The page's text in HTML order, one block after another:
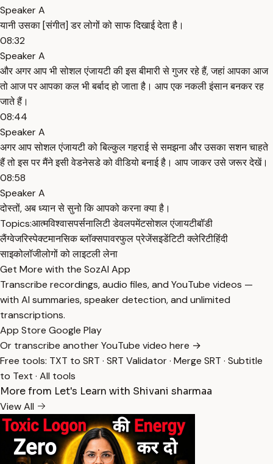
Speaker A
यानी उसका [संगीत] डर लोगों को साफ दिखाई देता है।
08:32
Speaker A
और अगर आप भी सोशल एंजायटी की इस बीमारी से गुजर रहे हैं, जहां आपका आज
तो आज पर आपका कल भी बर्बाद हो जाता है। आप एक नकली इंसान बनकर रह
जाते हैं।
08:44
Speaker A
अगर आप सोशल एंजायटी को बिल्कुल गहराई से समझना और उसका सशन चाहते
हैं तो इस पर मैंने इसी वेडनेसडे को वीडियो बनाई है। आप जाकर उसे जरूर देखें।
08:58
Speaker A
दोस्तों, अब ध्यान से सुनो कि आपको करना क्या है।
Topics:आत्मविश्वासपर्सनालिटी डेवलपमेंटसोशल एंजायटीबॉडी
लैंग्वेजरिस्पेक्टमानसिक ब्लॉक्सपावरफुल प्रेजेंसइडेंटिटी क्लेरिटीहिंदी
साइकोलॉजीलोगों को लाइटली लेना
Get More with the SozAI App
Transcribe recordings, audio files, and YouTube videos —
with AI summaries, speaker detection, and unlimited
transcriptions.
App Store Google Play
Or transcribe another YouTube video here →
Free tools: TXT to SRT · SRT Validator· Merge SRT · Subtitle
to Text · All tools
More from Let's Learn with Shivani sharmaa
View All